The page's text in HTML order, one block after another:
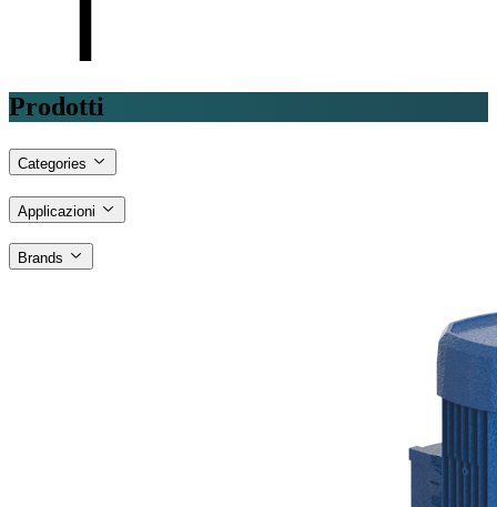
Prodotti
Categories
Applicazioni
Brands